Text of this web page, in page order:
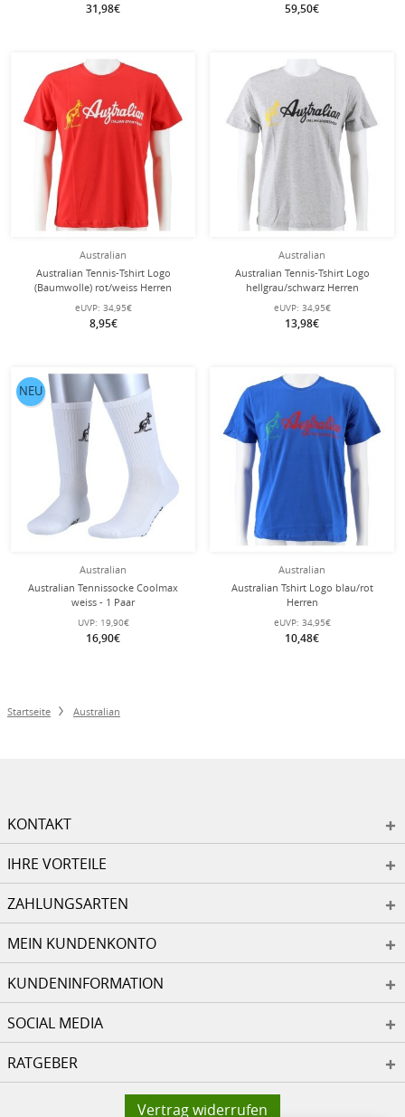
31,98€ 59,50€
Australian
Australian Tennis-Tshirt Logo
(Baumwolle) rot/weiss Herren
eUVP: 34,95€
8,95€
Australian
Australian Tennis-Tshirt Logo
hellgrau/schwarz Herren
eUVP: 34,95€
13,98€
Australian
Australian Tennissocke Coolmax
weiss - 1 Paar
UVP: 19,90€
16,90€
NEU
Australian
Australian Tshirt Logo blau/rot
Herren
eUVP: 34,95€
10,48€
Startseite Australian
KONTAKT
IHRE VORTEILE
ZAHLUNGSARTEN
MEIN KUNDENKONTO
KUNDENINFORMATION
SOCIAL MEDIA
RATGEBER
Vertrag widerrufen